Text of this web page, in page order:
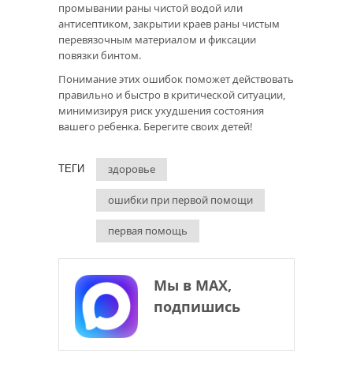
промывании раны чистой водой или
антисептиком, закрытии краев раны чистым
перевязочным материалом и фиксации
повязки бинтом.
Понимание этих ошибок поможет действовать
правильно и быстро в критической ситуации,
минимизируя риск ухудшения состояния
вашего ребенка. Берегите своих детей!
ТЕГИ здоровье
ошибки при первой помощи
первая помощь
Мы в МАХ,
подпишись